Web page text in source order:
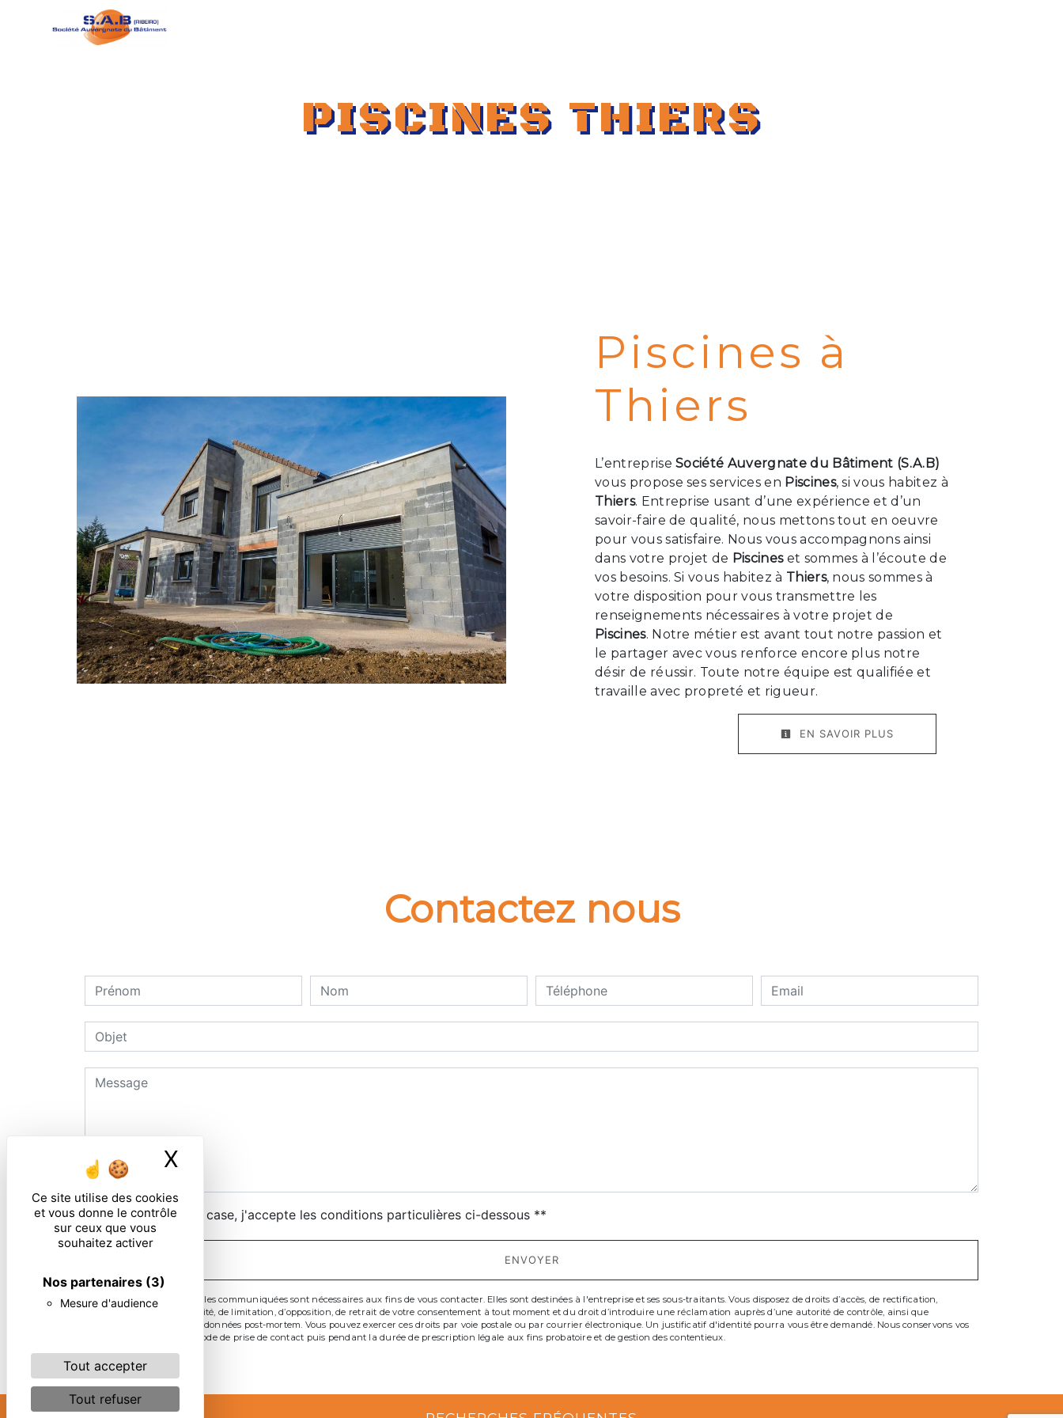
Panneau de gestion des cookies
Ce site utilise des cookies
et vous donne le contrôle
sur ceux que vous
souhaitez activer
Nos partenaires (3)
Mesure d'audience
Tout accepter
Tout refuser
X
PISCINES THIERS
Piscines à
Thiers
L’entrepriseSociété Auvergnate du Bâtiment (S.A.B)
vous propose ses services en Piscines, si vous habitez à
Thiers. Entreprise usant d’une expérience et d’un
savoir-faire de qualité, nous mettons tout en oeuvre
pour vous satisfaire. Nous vous accompagnons ainsi
dans votre projet de Piscineset sommes à l’écoute de
vos besoins. Si vous habitez à Thiers, nous sommes à
votre disposition pour vous transmettre les
renseignements nécessaires à votre projet de
Piscines. Notre métier est avant tout notre passion et
le partager avec vous renforce encore plus notre
désir de réussir. Toute notre équipe est qualifiée et
travaille avec propreté et rigueur.
EN SAVOIR PLUS
Contactez nous
En cochant cette case, j'accepte les conditions particulières ci-dessous **
ENVOYER
** Les données personnelles communiquées sont nécessaires aux fins de vous contacter. Elles sont destinées à l'entreprise et ses sous-traitants. Vous disposez de droits d’accès, de rectification,
d’effacement, de portabilité, de limitation, d’opposition, de retrait de votre consentement à tout moment et du droit d’introduire une réclamation auprès d’une autorité de contrôle, ainsi que
d’organiser le sort de vos données post-mortem. Vous pouvez exercer ces droits par voie postale ou par courrier électronique. Un justificatif d'identité pourra vous être demandé. Nous conservons vos
données pendant la période de prise de contact puis pendant la durée de prescription légale aux fins probatoire et de gestion des contentieux.